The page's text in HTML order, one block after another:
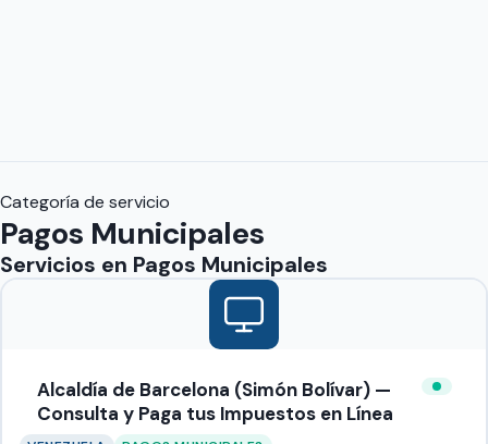
Categoría de servicio
Pagos Municipales
Servicios en Pagos Municipales
Alcaldía de Barcelona (Simón Bolívar) —
Consulta y Paga tus Impuestos en Línea